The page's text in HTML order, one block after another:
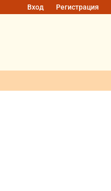
Вход Регистрация